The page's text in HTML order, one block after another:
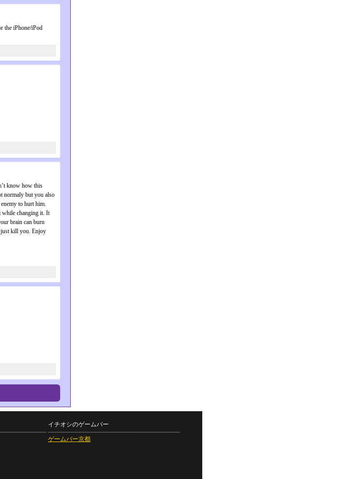
the iPhone/iPod
know how this
normaly but you also
to hurt him.
while changing it. It
brain can burn
just kill you. Enjoy
イチオシのゲームバー
ゲームバー京都